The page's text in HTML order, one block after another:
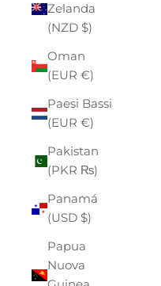
Zelanda
(NZD $)
Oman
(EUR €)
Paesi Bassi
(EUR €)
Pakistan
(PKR ₨)
Panamá
(USD $)
Papua
Nuova